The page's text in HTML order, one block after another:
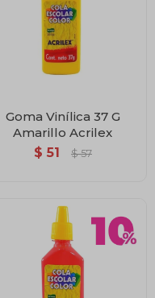
Goma Vinílica 37 G
Amarillo Acrilex
$ 51 $ 57